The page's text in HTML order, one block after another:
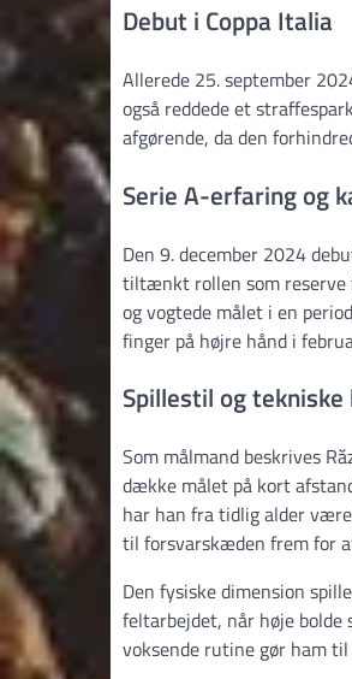
Debut i Coppa Italia
Allerede 25. september
også reddede et
afgørende, da den
Serie A-erfaring og
Den 9. december 2024
tiltænkt rollen som reserve
og vogtede målet i en
finger på højre hånd i
Spillestil og
Som målmand beskrives
dække målet på kort
har han fra tidlig alder
til forsvarskæden frem for
Den fysiske dimension
feltarbejdet, når høje bolde
voksende rutine gør ham